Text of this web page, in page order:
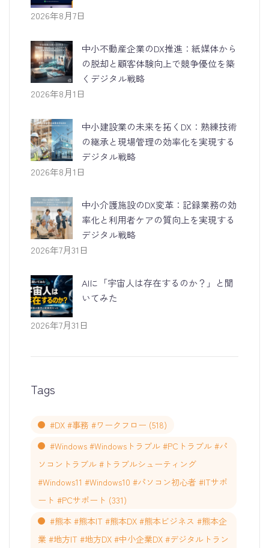
2026年8月7日
中小不動産企業のDX推進：紙媒体から
の脱却と顧客体験向上で競争優位を築
くデジタル戦略
2026年8月1日
中小建設業の未来を拓くDX：熟練技術
の継承と現場管理の効率化を実現する
デジタル戦略
2026年8月1日
中小介護施設のDX変革：記録業務の効
率化と利用者ケアの質向上を実現する
デジタル戦略
2026年7月31日
AIに「宇宙人は存在するのか？」と聞
いてみた
2026年7月31日
Tags
#DX #事務 #ワークフロー (518)
#Windows #Windowsトラブル #PCトラブル #パ
ソコントラブル #トラブルシューティング
#Windows11 #Windows10 #パソコン初心者 #ITサポ
ート #PCサポート (331)
#熊本 #熊本IT #熊本DX #熊本ビジネス #熊本企
業 #地方IT #地方DX #中小企業DX #デジタルトラン